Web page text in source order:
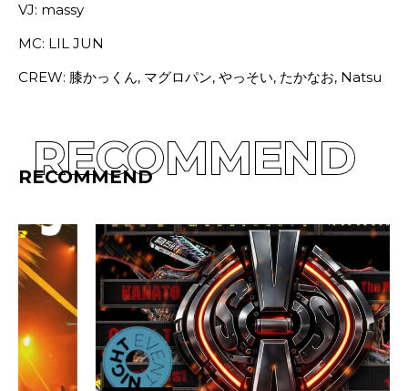
VJ: massy
MC: LIL JUN
CREW: 膝かっくん, マグロパン, やっそい, たかなお, Natsu
RECOMMEND
RECOMMEND